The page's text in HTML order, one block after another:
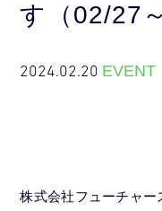
す（02/27
2024.02.20 EVENT
株式会社フューチャー